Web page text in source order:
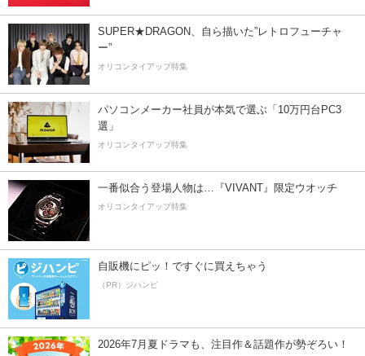
SUPER★DRAGON、自ら描いた”レトロフューチャ
ー”
オリコンタイアップ特集
パソコンメーカー社員が本気で選ぶ「10万円台PC3
選」
オリコンタイアップ特集
一番似合う登場人物は…『VIVANT』限定ウオッチ
オリコンタイアップ特集
自販機にピッ！ですぐに買えちゃう
（PR）ジハンピ
2026年7月夏ドラマも、注目作＆話題作が勢ぞろい！